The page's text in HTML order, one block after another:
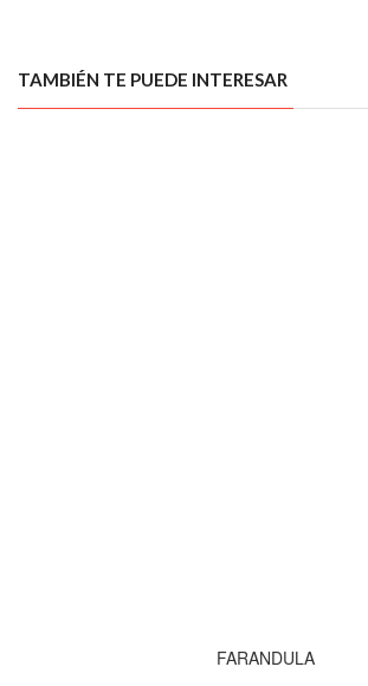
TAMBIÉN TE PUEDE INTERESAR
FARANDULA